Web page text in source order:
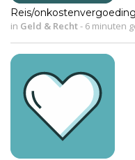
Reis/
in Geld & Recht- 6 minuten